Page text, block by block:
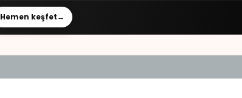
Hemen keşfet→